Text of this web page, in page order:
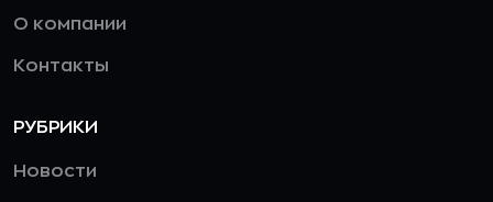
О компании
Контакты
РУБРИКИ
Новости